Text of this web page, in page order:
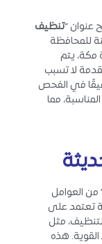
عنوان “تنظيف
للمحافظة
مكة، يتم
لا تسبب
دقيقًا في الفحص
مما
من العوامل
تعتمد على
مثل
هذه